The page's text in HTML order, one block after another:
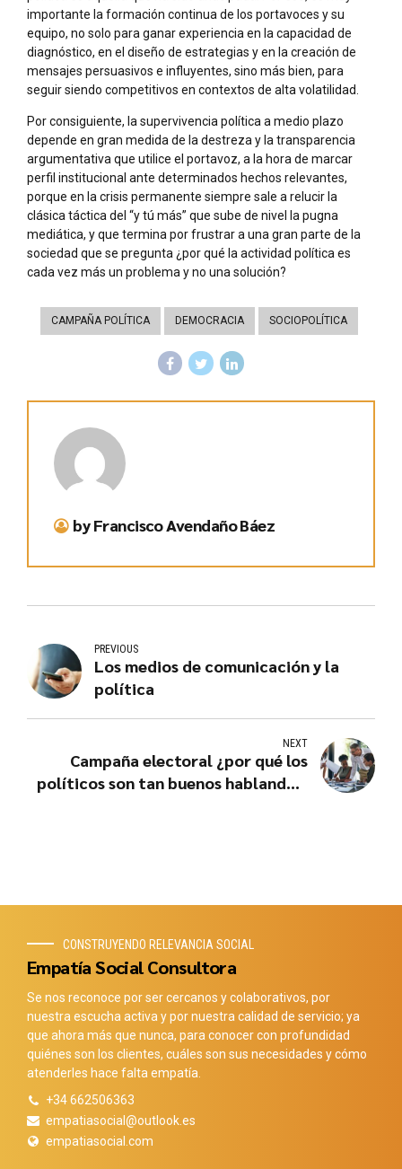
importante la formación continua de los portavoces y su
equipo, no solo para ganar experiencia en la capacidad de
diagnóstico, en el diseño de estrategias y en la creación de
mensajes persuasivos e influyentes, sino más bien, para
seguir siendo competitivos en contextos de alta volatilidad.
Por consiguiente, la supervivencia política a medio plazo
depende en gran medida de la destreza y la transparencia
argumentativa que utilice el portavoz, a la hora de marcar
perfil institucional ante determinados hechos relevantes,
porque en la crisis permanente siempre sale a relucir la
clásica táctica del “y tú más” que sube de nivel la pugna
mediática, y que termina por frustrar a una gran parte de la
sociedad que se pregunta ¿por qué la actividad política es
cada vez más un problema y no una solución?
CAMPAÑA POLÍTICA DEMOCRACIA SOCIOPOLÍTICA
by Francisco Avendaño Báez
PREVIOUS
Los medios de comunicación y la
política
NEXT
Campaña electoral ¿por qué los
políticos son tan buenos hablando y
CONSTRUYENDO RELEVANCIA SOCIAL
Empatía Social Consultora
Se nos reconoce por ser cercanos y colaborativos, por
nuestra escucha activa y por nuestra calidad de servicio; ya
que ahora más que nunca, para conocer con profundidad
quiénes son los clientes, cuáles son sus necesidades y cómo
atenderles hace falta empatía.
+34 662506363
empatiasocial@outlook.es
empatiasocial.com